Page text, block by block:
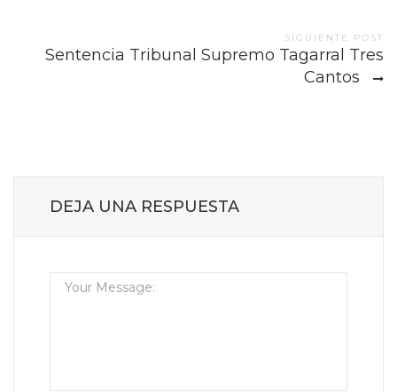
SIGUIENTE POST
Sentencia Tribunal Supremo Tagarral Tres
Cantos
DEJA UNA RESPUESTA